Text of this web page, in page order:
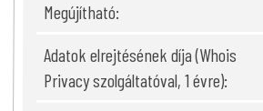
Megújítható:
Adatok elrejtésének díja (Whois
Privacy szolgáltatóval, 1 évre):